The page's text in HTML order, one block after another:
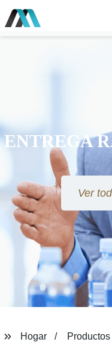
ENTREGA
Ver
Hogar
Productos